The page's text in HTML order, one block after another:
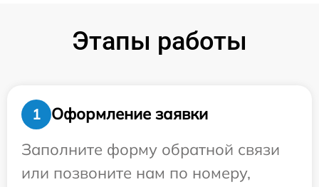
Этапы работы
1
Оформление заявки
Заполните форму обратной связи
или позвоните нам по номеру,